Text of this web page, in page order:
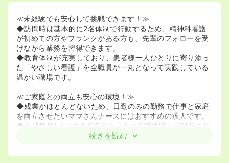
≪未経験でも安心して挑戦できます！≫
◆訪問時は基本的に2名体制で行動するため、精神科看護
が初めての方やブランクがある方も、先輩のフォローを受
けながら業務を習得できます。
◆教育体制が充実しており、患者様一人ひとりに寄り添っ
た「やさしい看護」を全職員が一丸となって実践している
温かい職場です。
≪ご家庭との両立も安心の環境！≫
◆残業がほとんどないため、日勤のみの勤務で仕事と家庭
を両立させたいママさんナースにはおすすめの求人です。
◆未就学児1人につき年5日の「子の看護休暇」が付与され
るほか、学校行事の際もお休みが取りやすい風土がありま
続きを読む